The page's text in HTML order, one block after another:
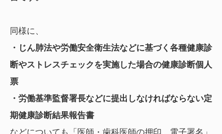
同様に、
・じん肺法や労働安全衛生法などに基づく各種健康診
断やストレスチェックを実施した場合の健康診断個人
票
・労働基準監督署長などに提出しなければならない定
期健康診断結果報告書